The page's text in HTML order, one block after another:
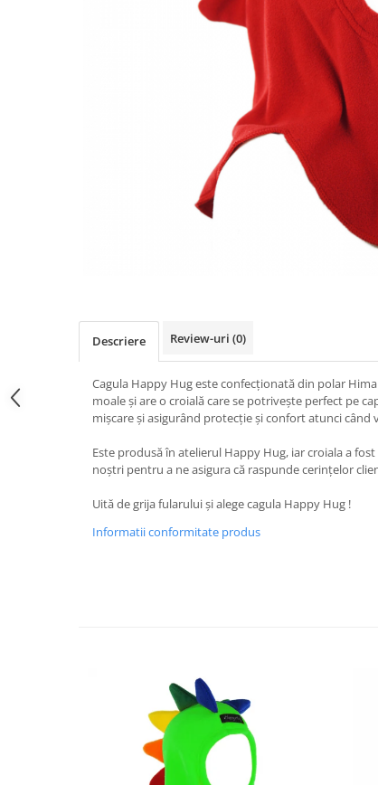
Descriere Review-uri (0)
Cagula Happy Hug este confecționată din polar
moale și are o croială care se potrivește perfect pe
mișcare și asigurând protecție și confort atunci când
Este produsă în atelierul Happy Hug, iar croiala a
noștri pentru a ne asigura că raspunde cerințelor
Uită de grija fularului și alege cagula Happy Hug !
Informatii conformitate produs